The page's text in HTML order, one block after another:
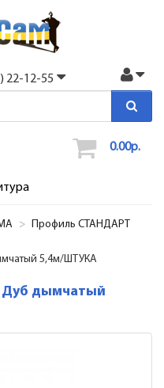
22-12-55
0.00р.
Профиль СТАНДАРТ
5,4м/ШТУКА
Дуб дымчатый